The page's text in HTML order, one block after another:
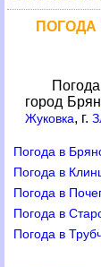
город
Жуковка, г.
Погода в
Погода в
Погода в
Погода в
Погода в